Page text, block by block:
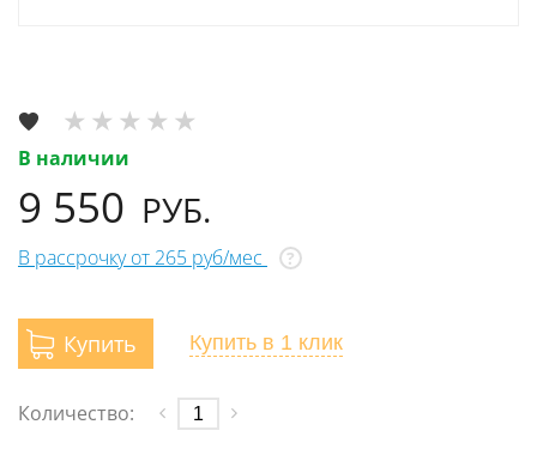
В наличии
9 550 РУБ.
В рассрочку от 265 руб/мес ?
Купить Купить в 1 клик
Количество: